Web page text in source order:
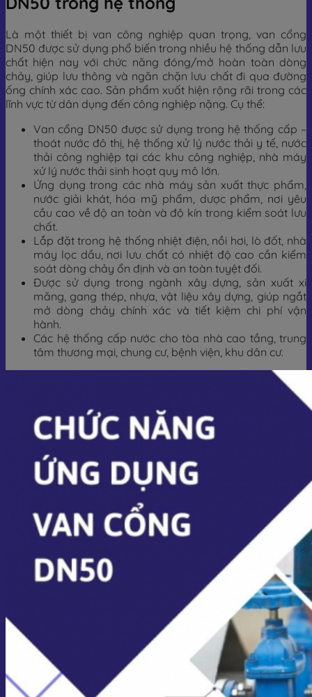
Là một thiết bị van công nghiệp quan trọng, van cổng
DN50 được sử dụng phổ biến trong nhiều hệ thống dẫn lưu
chất hiện nay với chức năng đóng/mở hoàn toàn dòng
chảy, giúp lưu thông và ngăn chặn lưu chất đi qua đường
ống chính xác cao. Sản phẩm xuất hiện rộng rãi trong các
lĩnh vực từ dân dụng đến công nghiệp nặng. Cụ thể:
Van cổng DN50 được sử dụng trong hệ thống cấp –
thoát nước đô thị, hệ thống xử lý nước thải y tế, nước
thải công nghiệp tại các khu công nghiệp, nhà máy
xử lý nước thải sinh hoạt quy mô lớn.
Ứng dụng trong các nhà máy sản xuất thực phẩm,
nước giải khát, hóa mỹ phẩm, dược phẩm, nơi yêu
cầu cao về độ an toàn và độ kín trong kiểm soát lưu
chất.
Lắp đặt trong hệ thống nhiệt điện, nồi hơi, lò đốt, nhà
máy lọc dầu, nơi lưu chất có nhiệt độ cao cần kiểm
soát dòng chảy ổn định và an toàn tuyệt đối.
Được sử dụng trong ngành xây dựng, sản xuất xi
măng, gang thép, nhựa, vật liệu xây dựng, giúp ngắt
mở dòng chảy chính xác và tiết kiệm chi phí vận
hành.
Các hệ thống cấp nước cho tòa nhà cao tầng, trung
tâm thương mại, chung cư, bệnh viện, khu dân cư.